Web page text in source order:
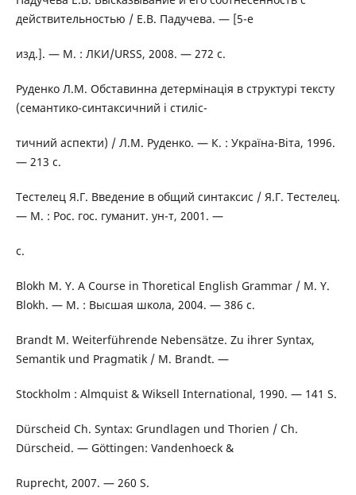
действительностью / Е.В. Падучева. — [5-е
изд.]. — М. : ЛКИ/URSS, 2008. — 272 с.
Руденко Л.М. Обставинна детермінація в структурі тексту
(семантико-синтаксичний і стиліс-
тичний аспекти) / Л.М. Руденко. — К. : Україна-Віта, 1996.
— 213 с.
Тестелец Я.Г. Введение в общий синтаксис / Я.Г. Тестелец.
— М. : Рос. гос. гуманит. ун-т, 2001. —
с.
Blokh M. Y. A Course in Thoretical English Grammar / M. Y.
Blokh. — M. : Высшая школа, 2004. — 386 с.
Brandt M. Weiterführende Nebensätze. Zu ihrer Syntax,
Semantik und Pragmatik / M. Brandt. —
Stockholm : Almquist & Wiksell International, 1990. — 141 S.
Dürscheid Ch. Syntax: Grundlagen und Thorien / Ch.
Dürscheid. — Göttingen: Vandenhoeck &
Ruprecht, 2007. — 260 S.